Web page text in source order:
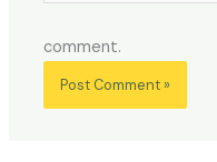
comment.